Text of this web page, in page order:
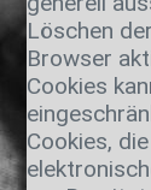
Löschen
Browser
Cookies
Cookies,